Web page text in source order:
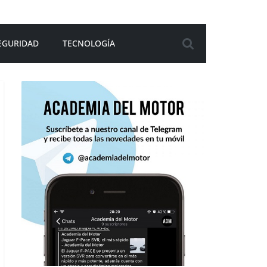
TECNOLOGÍA